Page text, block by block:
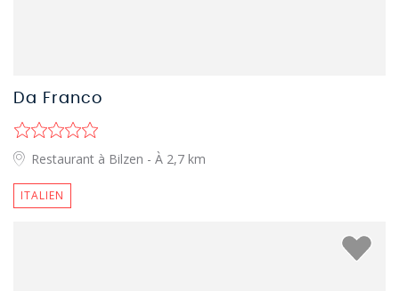
Da Franco
Restaurant à Bilzen - À 2,7 km
ITALIEN